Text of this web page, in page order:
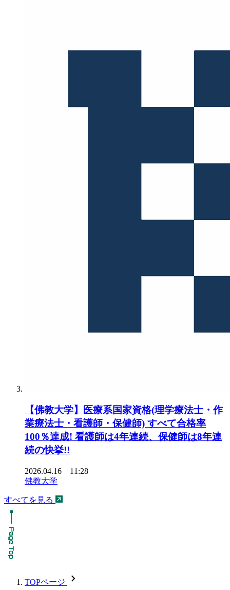
【佛教大学】医療系国家資格(理学療法士・作
業療法士・看護師・保健師) すべて合格率
100％達成! 看護師は4年連続、保健師は8年連
続の快挙!!
2026.04.16 11:28
佛教大学
すべてを見る
TOPページ chevron_forward